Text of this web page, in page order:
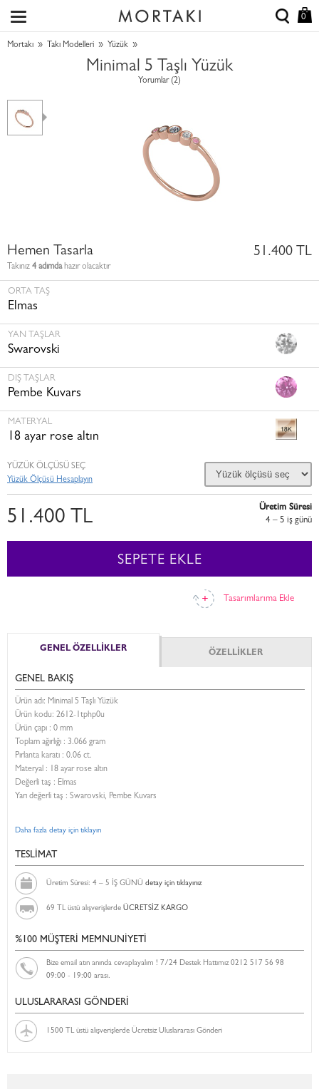
0
Mortakı » Takı Modelleri » Yüzük »
Minimal 5 Taşlı Yüzük
Yorumlar (2)
Hemen Tasarla
Takınız 4 adımdahazır olacaktır
51.400 TL
ORTA TAŞ
Elmas
YAN TAŞLAR
Swarovski
DIŞ TAŞLAR
Pembe Kuvars
MATERYAL
18 ayar rose altın
Tasarımlarıma Ekle
YÜZÜK ÖLÇÜSÜ SEÇ
Yüzük Ölçüsü Hesaplayın
51.400 TL
Üretim Süresi
4 – 5 i̇ş günü
SEPETE EKLE
GENEL ÖZELLİKLER ÖZELLİKLER
GENEL BAKIŞ
Ürün adı: Minimal 5 Taşlı Yüzük
Ürün kodu: 2612-1tphp0u
Ürün çapı : 0 mm
Toplam ağırlığı : 3.066 gram
Pırlanta karatı : 0.06 ct.
Materyal : 18 ayar rose altın
Değerli taş : Elmas
Yarı değerli taş : Swarovski, Pembe Kuvars
Daha fazla detay için tıklayın
TESLİMAT
Üretim Süresi: 4 – 5 İŞ GÜNÜ detay için tıklayınız
69 TL üstü alışverişlerde ÜCRETSİZ KARGO
%100 MÜŞTERİ MEMNUNİYETİ
Bize email atın anında cevaplayalım ! 7/24 Destek Hattımız 0212 517 56 98
09:00 - 19:00 arası.
ULUSLARARASI GÖNDERİ
1500 TL üstü alışverişlerde Ücretsiz Uluslararası Gönderi